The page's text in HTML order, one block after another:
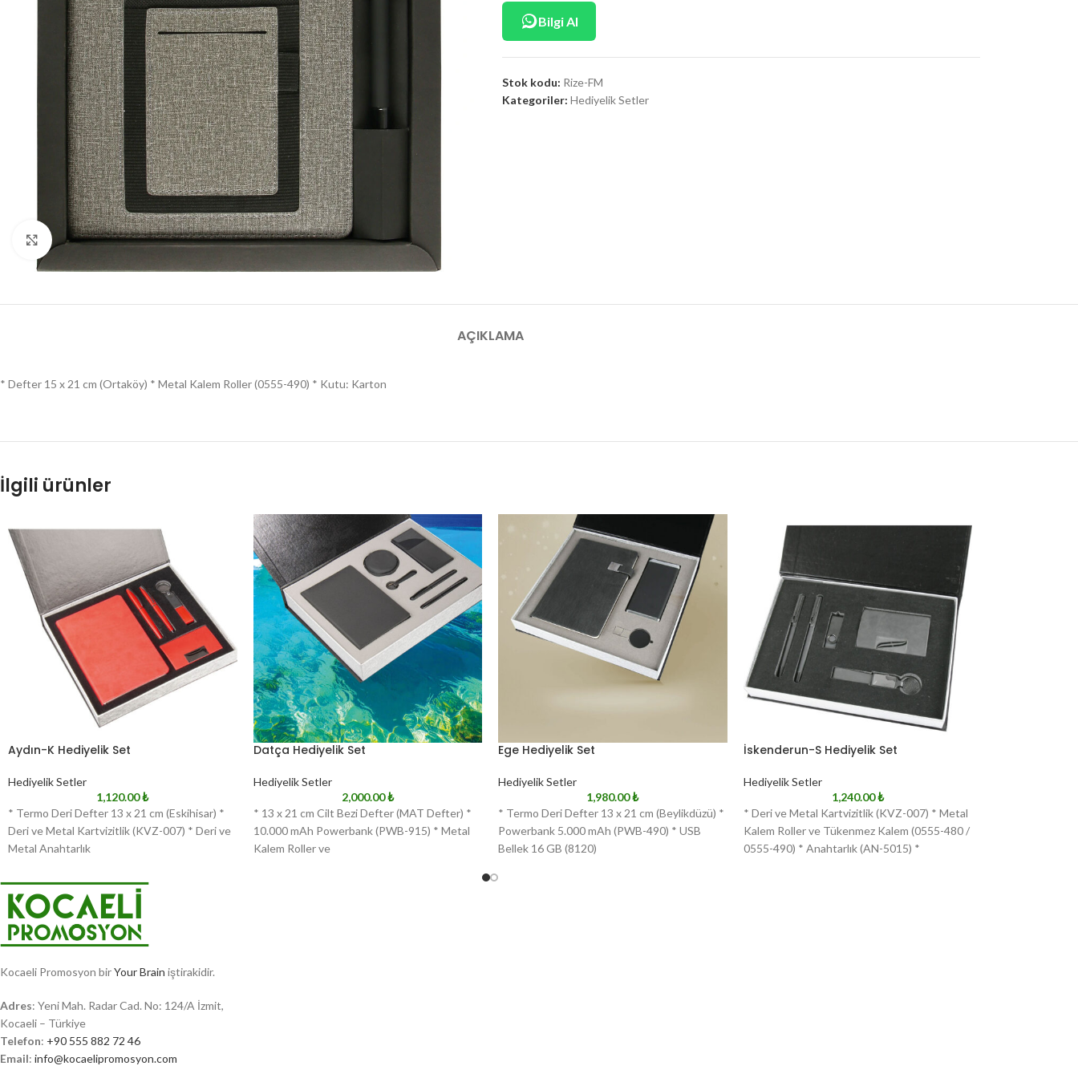
Click to enlarge
Bilgi Al
Stok kodu: Rize-FM
Kategoriler: Hediyelik Setler
AÇIKLAMA
* Defter 15 x 21 cm (Ortaköy) * Metal Kalem Roller (0555-490) * Kutu: Karton
İlgili ürünler
Aydın-K Hediyelik Set
Hediyelik Setler
1,120.00₺
* Termo Deri Defter 13 x 21 cm (Eskihisar) *
Deri ve Metal Kartvizitlik (KVZ-007) * Deri ve
Metal Anahtarlık
Datça Hediyelik Set
Hediyelik Setler
2,000.00₺
* 13 x 21 cm Cilt Bezi Defter (MAT Defter) *
10.000 mAh Powerbank (PWB-915) * Metal
Kalem Roller ve
Ege Hediyelik Set
Hediyelik Setler
1,980.00₺
* Termo Deri Defter 13 x 21 cm (Beylikdüzü) *
Powerbank 5.000 mAh (PWB-490) * USB
Bellek 16 GB (8120)
İskenderun-S Hediyelik Set
Hediyelik Setler
1,240.00₺
* Deri ve Metal Kartvizitlik (KVZ-007) * Metal
Kalem Roller ve Tükenmez Kalem (0555-480 /
0555-490) * Anahtarlık (AN-5015) *
Kocaeli Promosyon birYour Brain iştirakidir.
Adres: Yeni Mah. Radar Cad. No: 124/A İzmit,
Kocaeli – Türkiye
Telefon: +90 555 882 72 46
Email: info@kocaelipromosyon.com